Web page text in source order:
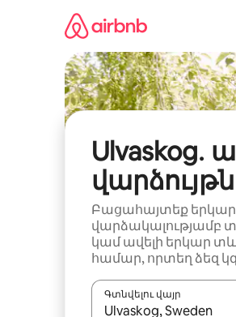
բովանդակությանը
Բացահայտեք
վարձակալությամբ
կամ ավելի երկար
համար, որտեղ ձեզ
Գտնվելու վայր
Երբ արդյունքները